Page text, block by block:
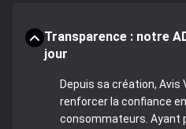
Transparence : notre
jour
Depuis sa création, Avis
renforcer la confiance
consommateurs. Ayant